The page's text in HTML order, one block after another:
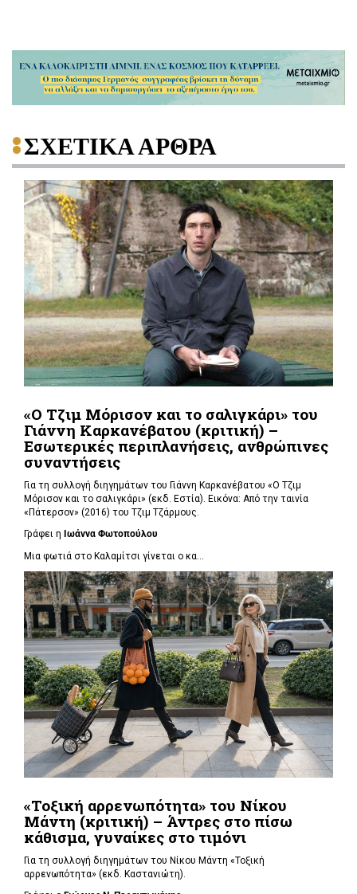
ΣΧΕΤΙΚΑ ΑΡΘΡΑ
«Ο Τζιμ Μόρισον και το σαλιγκάρι» του
Γιάννη Καρκανέβατου (κριτική) –
Εσωτερικές περιπλανήσεις, ανθρώπινες
συναντήσεις
Για τη συλλογή διηγημάτων του Γιάννη Καρκανέβατου «Ο Τζιμ
Μόρισον και το σαλιγκάρι» (εκδ. Εστία). Εικόνα: Από την ταινία
«Πάτερσον» (2016) του Τζιμ Τζάρμους.
Γράφει η Ιωάννα Φωτοπούλου
Μια φωτιά στο Καλαμίτσι γίνεται ο κα...
«Τοξική αρρενωπότητα» του Νίκου
Μάντη (κριτική) – Άντρες στο πίσω
κάθισμα, γυναίκες στο τιμόνι
Για τη συλλογή διηγημάτων του Νίκου Μάντη «Τοξική
αρρενωπότητα» (εκδ. Καστανιώτη).